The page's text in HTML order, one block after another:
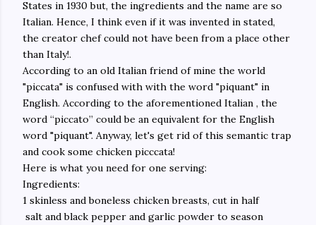
States in 1930 but, the ingredients and the name are so
Italian. Hence, I think even if it was invented in stated,
the creator chef could not have been from a place other
than Italy!.
According to an old Italian friend of mine the world
"piccata" is confused with with the word "piquant" in
English. According to the aforementioned Italian , the
word “piccato” could be an equivalent for the English
word "piquant". Anyway, let's get rid of this semantic trap
and cook some chicken picccata!
Here is what you need for one serving:
Ingredients:
1 skinless and boneless chicken breasts, cut in half
salt and black pepper and garlic powder to season